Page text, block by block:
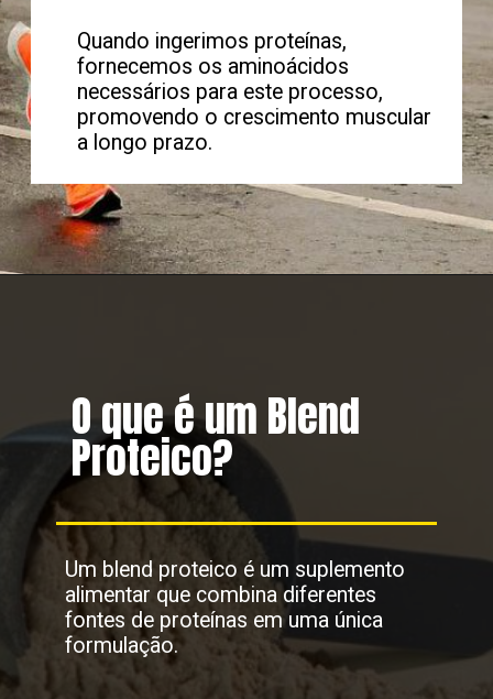
Quando ingerimos proteínas,
fornecemos os aminoácidos
necessários para este processo,
promovendo o crescimento muscular
a longo prazo.
Um blend proteico é um suplemento
alimentar que combina diferentes
fontes de proteínas em uma única
formulação.
O que é um Blend
Proteico?